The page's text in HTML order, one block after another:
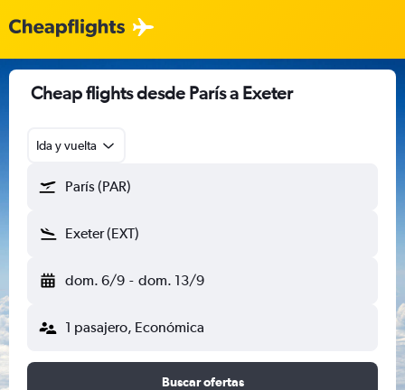
Cheap flights desde París a Exeter
Ida y vuelta
París (PAR)
Exeter (EXT)
dom. 6/9 - dom. 13/9
1 pasajero, Económica
Buscar ofertas